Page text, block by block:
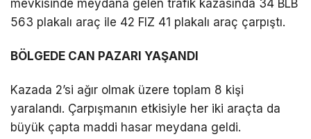
Facebook
EĞITIM
mevkisinde meydana gelen trafik kazasında 34 BLB
563 plakalı araç ile 42 FIZ 41 plakalı araç çarpıştı.
BÖLGEDE CAN PAZARI YAŞANDI
Kazada 2’si ağır olmak üzere toplam 8 kişi
yaralandı. Çarpışmanın etkisiyle her iki araçta da
büyük çapta maddi hasar meydana geldi.